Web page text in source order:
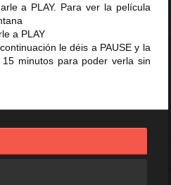
a PLAY. Para ver la película
a PLAY
le déis a PAUSE y la
minutos para poder verla sin